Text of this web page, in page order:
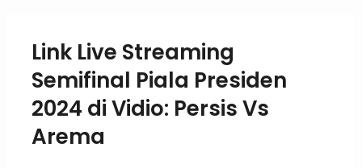
Link Live Streaming
Semifinal Piala Presiden
2024 di Vidio: Persis Vs
Arema